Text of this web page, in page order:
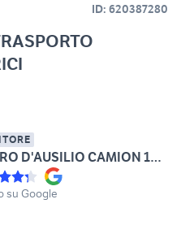
ID: 620387280
GENNARO D'AUSILIO CAMION 1970
su Google